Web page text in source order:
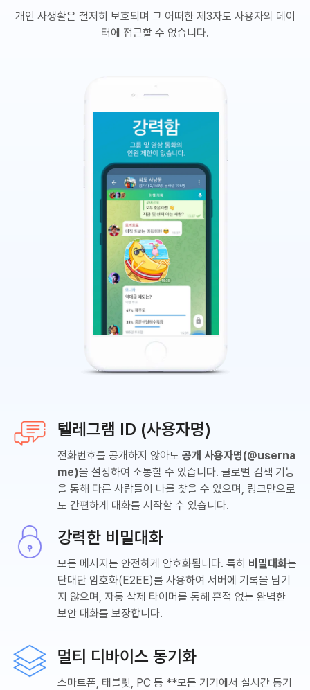
개인 사생활은 철저히 보호되며 그 어떠한 제3자도 사용자의 데이
터에 접근할 수 없습니다.
텔레그램 ID (사용자명)
전화번호를 공개하지 않아도 공개 사용자명(@userna
me)을 설정하여 소통할 수 있습니다. 글로벌 검색 기능
을 통해 다른 사람들이 나를 찾을 수 있으며, 링크만으로
도 간편하게 대화를 시작할 수 있습니다.
강력한 비밀대화
모든 메시지는 안전하게 암호화됩니다. 특히 비밀대화는
단대단 암호화(E2EE)를 사용하여 서버에 기록을 남기
지 않으며, 자동 삭제 타이머를 통해 흔적 없는 완벽한
보안 대화를 보장합니다.
멀티 디바이스 동기화
스마트폰, 태블릿, PC 등 **모든 기기에서 실시간 동기